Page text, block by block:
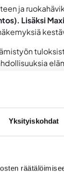
Yksityiskohdat
ja
Lisäksi
alan johtajia ja
(Best In).
instituutti ja